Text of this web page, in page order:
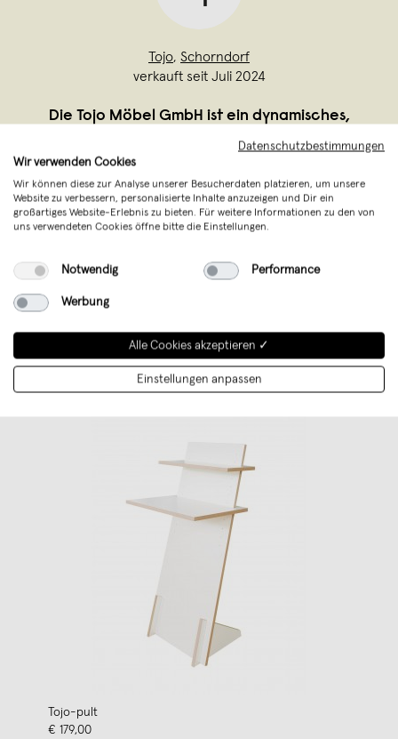
Tojo, Schorndorf
verkauft seit Juli 2024
Die Tojo Möbel GmbH ist ein dynamisches,
innovatives Unter­nehmen mit dem Ziel,
Möbel zu entwickeln, welche sich neben
zeitlosem Design durch ihre
Funktionalität, Ökologie und Ökonomie
Zeitgeist: Für Inno...
Tojo-pult
€ 179,00
Datenschutzbestimmungen
Wir verwenden Cookies
Wir können diese zur Analyse unserer Besucherdaten platzieren, um unsere
Website zu verbessern, personalisierte Inhalte anzuzeigen und Dir ein
großartiges Website-Erlebnis zu bieten. Für weitere Informationen zu den von
uns verwendeten Cookies öffne bitte die Einstellungen.
Notwendig Performance
Werbung
Alle Cookies akzeptieren ✓
Einstellungen anpassen